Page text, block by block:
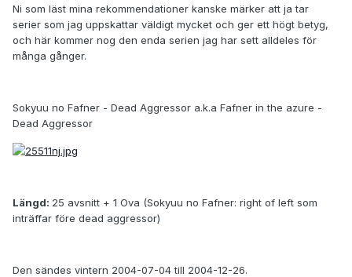
Ni som läst mina rekommendationer kanske märker att ja tar
serier som jag uppskattar väldigt mycket och ger ett högt betyg,
och här kommer nog den enda serien jag har sett alldeles för
många gånger.
Sokyuu no Fafner - Dead Aggressor a.k.a Fafner in the azure -
Dead Aggressor
Längd: 25 avsnitt + 1 Ova (Sokyuu no Fafner: right of left som
inträffar före dead aggressor)
Den sändes vintern 2004-07-04 till 2004-12-26.